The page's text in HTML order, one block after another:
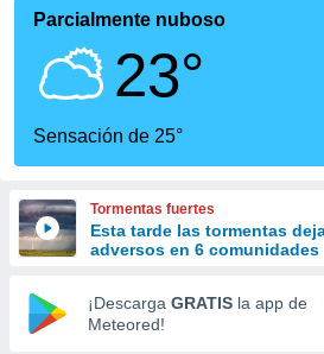
por
se
calidad.
a este
las
y
forma
digital
basada
Parcialmente nuboso
23°
Sensación de 25°
Tormentas fuertes
Esta tarde las tormentas
adversos en 6 comunidades
¡Descarga GRATIS la app de
Meteored!